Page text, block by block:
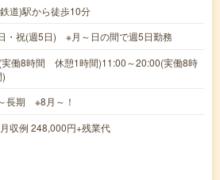
道)駅から徒歩10分
・祝(週5日) ※月～日の間で週5日勤務
働8時間 休憩1時間)11:00～20:00(実働8時
長期 ※8月～！
収例 248,000円+残業代